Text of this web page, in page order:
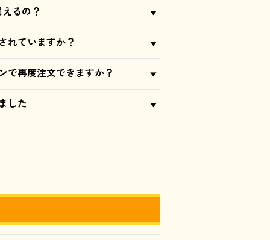
るの？
れていますか？
で再度注文できますか？
した